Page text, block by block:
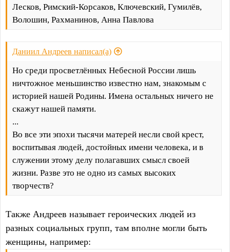
Лесков, Римский-Корсаков, Ключевский, Гумилёв,
Волошин, Рахманинов, Анна Павлова
Даниил Андреев написал(а)
Но среди просветлённых Небесной России лишь
ничтожное меньшинство известно нам, знакомым с
историей нашей Родины. Имена остальных ничего не
скажут нашей памяти.
...
Во все эти эпохи тысячи матерей несли свой крест,
воспитывая людей, достойных имени человека, и в
служении этому делу полагавших смысл своей
жизни. Разве это не одно из самых высоких
творчеств?
Также Андреев называет героических людей из
разных социальных групп, там вполне могли быть
женщины, например: